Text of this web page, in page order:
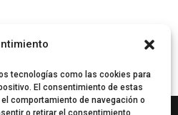
tecnologías como las cookies para
El consentimiento de estas
comportamiento de navegación o
o retirar el consentimiento,